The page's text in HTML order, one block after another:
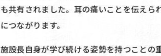
も共有されました。耳の痛いことを伝えら
につながります。
施設長自身が学び続ける姿勢を持つことの